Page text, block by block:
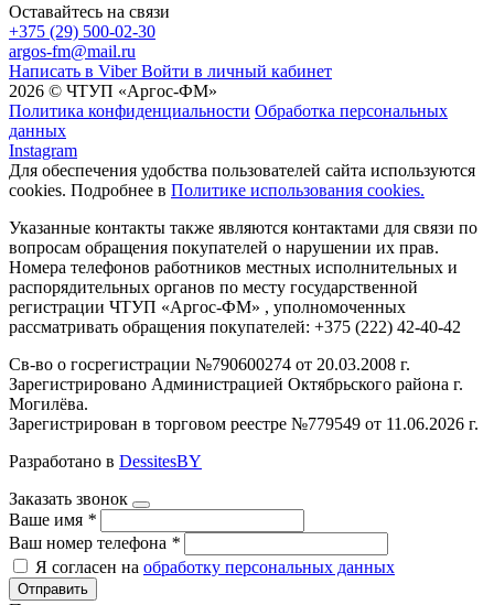
Оставайтесь на связи
+375 (29) 500-02-30
argos-fm@mail.ru
Написать в Viber Войти в личный кабинет
2026 © ЧТУП «Аргос-ФМ»
Политика конфиденциальности Обработка персональных
данных
Instagram
Для обеспечения удобства пользователей сайта используются
cookies. Подробнее в Политике использования cookies.
Указанные контакты также являются контактами для связи по
вопросам обращения покупателей о нарушении их прав.
Номера телефонов работников местных исполнительных и
распорядительных органов по месту государственной
регистрации ЧТУП «Аргос-ФМ» , уполномоченных
рассматривать обращения покупателей: +375 (222) 42-40-42
Св-во о госрегистрации №790600274 от 20.03.2008 г.
Зарегистрировано Администрацией Октябрьского района г.
Могилёва.
Зарегистрирован в торговом реестре №779549 от 11.06.2026 г.
Разработано в DessitesBY
Заказать звонок
Ваше имя *
Ваш номер телефона *
Я согласен на обработку персональных данных
Отправить